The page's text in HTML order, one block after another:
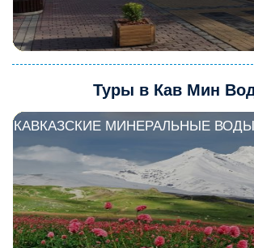
Туры в Кав Мин
КАВКАЗСКИЕ МИНЕРАЛЬНЫЕ